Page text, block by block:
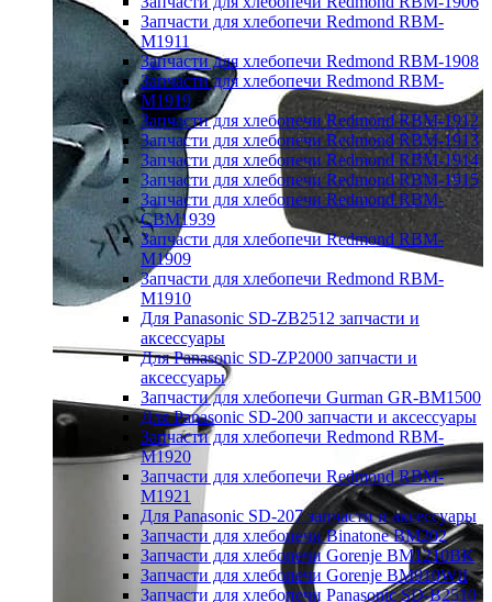
Запчасти для хлебопечи Redmond RBM-
M1911
Запчасти для хлебопечи Redmond RBM-1908
Запчасти для хлебопечи Redmond RBM-
M1919
Запчасти для хлебопечи Redmond RBM-1912
Запчасти для хлебопечи Redmond RBM-1913
Запчасти для хлебопечи Redmond RBM-1914
Запчасти для хлебопечи Redmond RBM-1915
Запчасти для хлебопечи Redmond RBM-
CBM1939
Запчасти для хлебопечи Redmond RBM-
M1909
Запчасти для хлебопечи Redmond RBM-
M1910
Для Panasonic SD-ZB2512 запчасти и
аксессуары
Для Panasonic SD-ZP2000 запчасти и
аксессуары
Запчасти для хлебопечи Gurman GR-BM1500
Для Panasonic SD-200 запчасти и аксессуары
Запчасти для хлебопечи Redmond RBM-
M1920
Запчасти для хлебопечи Redmond RBM-
M1921
Для Panasonic SD-207 запчасти и аксессуары
Запчасти для хлебопечи Binatone BM202
Запчасти для хлебопечи Gorenje BM1210BK
Запчасти для хлебопечи Gorenje BM910WII
Запчасти для хлебопечи Panasonic SD-B2510